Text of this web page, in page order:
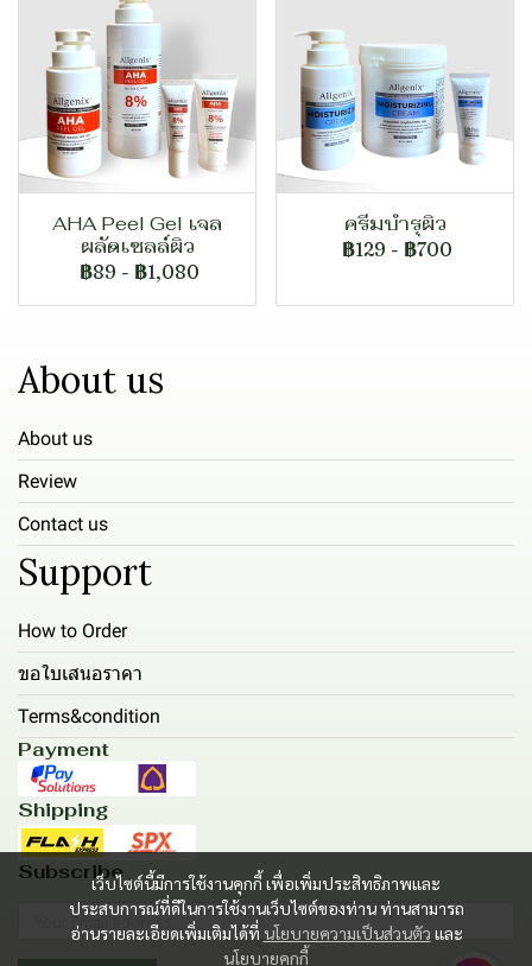
AHA Peel Gel เจล
ผลัดเซลล์ผิว
฿89 - ฿1,080
ครีมบำรุผิว
฿129 - ฿700
เว็บไซต์นี้มีการใช้งานคุกกี้ เพื่อเพิ่มประสิทธิภาพและ
ประสบการณ์ที่ดีในการใช้งานเว็บไซต์ของท่าน ท่านสามารถ
อ่านรายละเอียดเพิ่มเติมได้ที่ นโยบายความเป็นส่วนตัว และ
นโยบายคุกกี้
About us
About us
Review
Contact us
Support
How to Order
ขอใบเสนอราคา
Terms&condition
Payment
Shipping
Subscribe